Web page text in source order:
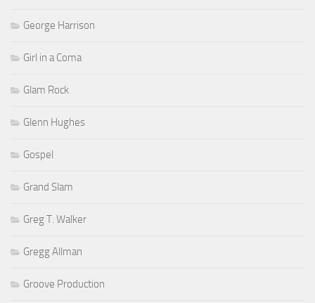
George Harrison
Girl in a Coma
Glam Rock
Glenn Hughes
Gospel
Grand Slam
Greg T. Walker
Gregg Allman
Groove Production